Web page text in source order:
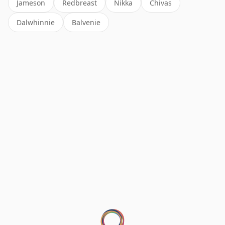
Jameson Redbreast Nikka Chivas
Dalwhinnie Balvenie